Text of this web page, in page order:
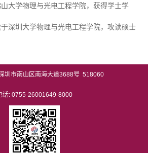
大学物理与光电工程学院，获得学士学
深圳大学物理与光电工程学院，攻读硕士
圳市南山区南海大道3688号 518060
话: 0755-26001649-8000